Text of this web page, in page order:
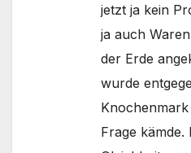
jetzt ja kein
ja auch
der Erde
wurde
Frage kämde.